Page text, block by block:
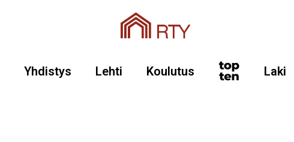
Yhdistys Lehti Koulutus Laki